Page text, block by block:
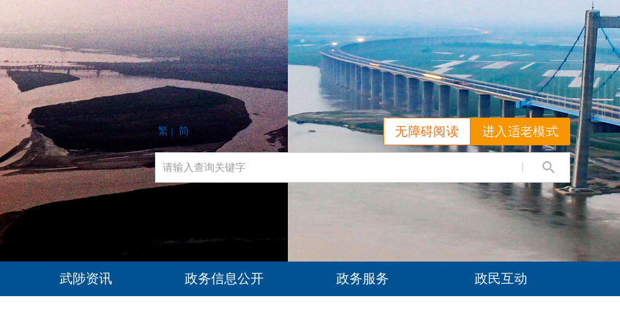
进入适老模式
无障碍阅读
繁 | 简
武陟资讯 政务信息公开 政务服务 政民互动